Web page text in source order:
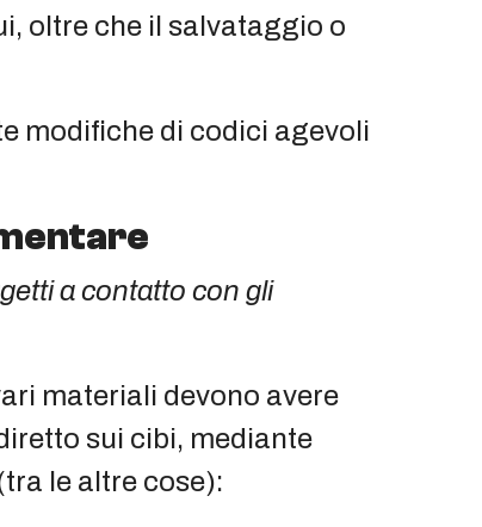
oltre che il salvataggio o
modifiche di codici agevoli
a contatto con gli
materiali devono avere
sui cibi, mediante
le altre cose):